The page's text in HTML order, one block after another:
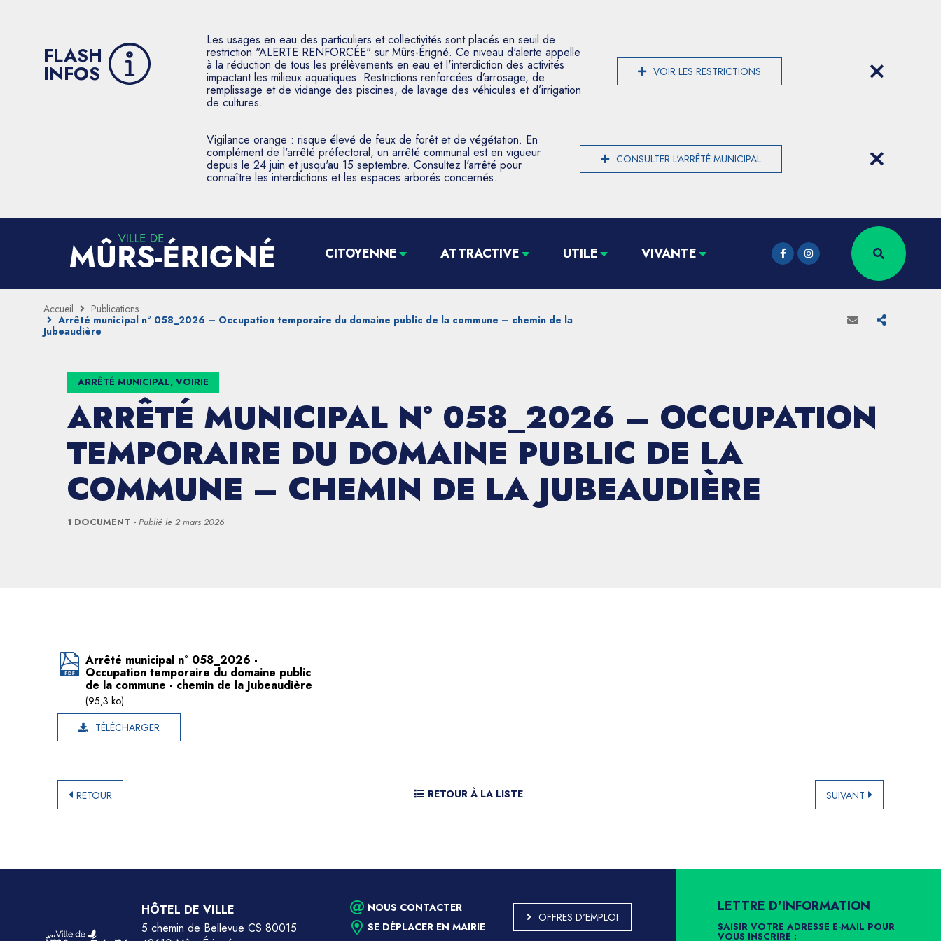
FLASH
INFOS
Les usages en eau des particuliers et collectivités sont placés en seuil de
restriction "ALERTE RENFORCÉE" sur Mûrs-Érigné. Ce niveau d'alerte appelle
à la réduction de tous les prélèvements en eau et l'interdiction des activités
impactant les milieux aquatiques. Restrictions renforcées d’arrosage, de
remplissage et de vidange des piscines, de lavage des véhicules et d’irrigation
de cultures.
VOIR LES RESTRICTIONS
Vigilance orange : risque élevé de feux de forêt et de végétation. En
complément de l'arrêté préfectoral, un arrêté communal est en vigueur
depuis le 24 juin et jusqu'au 15 septembre. Consultez l'arrêté pour
connaître les interdictions et les espaces arborés concernés.
CONSULTER L'ARRÊTÉ MUNICIPAL
CITOYENNE ATTRACTIVE UTILE VIVANTE
Accueil
Publications
Arrêté municipal n° 058_2026 – Occupation temporaire du domaine public de la commune – chemin de la
Jubeaudière
ARRÊTÉ MUNICIPAL, VOIRIE
ARRÊTÉ MUNICIPAL N° 058_2026 – OCCUPATION
TEMPORAIRE DU DOMAINE PUBLIC DE LA
COMMUNE – CHEMIN DE LA JUBEAUDIÈRE
1 DOCUMENT Publié le 2 mars 2026
Arrêté municipal n° 058_2026 -
Occupation temporaire du domaine public
de la commune - chemin de la Jubeaudière
(95,3 ko)
TÉLÉCHARGER
RETOUR RETOUR À LA LISTE SUIVANT
HÔTEL DE VILLE
5 chemin de Bellevue CS 80015
NOUS CONTACTER
SE DÉPLACER EN MAIRIE
OFFRES D'EMPLOI
LETTRE D'INFORMATION
SAISIR VOTRE ADRESSE E-MAIL POUR
VOUS INSCRIRE :